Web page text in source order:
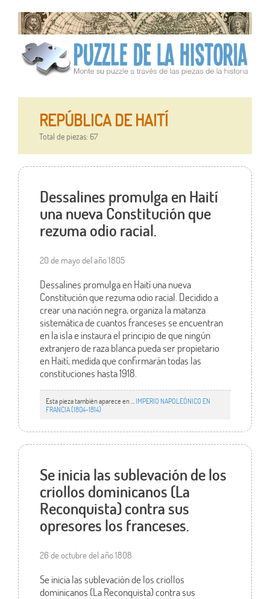
REPÚBLICA DE HAITÍ
Total de piezas: 67
Dessalines promulga en Haití
una nueva Constitución que
rezuma odio racial.
20 de mayo del año 1805
Dessalines promulga en Haití una nueva
Constitución que rezuma odio racial. Decidido a
crear una nación negra, organiza la matanza
sistemática de cuantos franceses se encuentran
en la isla e instaura el principio de que ningún
extranjero de raza blanca pueda ser propietario
en Haití, medida que confirmarán todas las
constituciones hasta 1918.
Esta pieza también aparece en ... IMPERIO NAPOLEÓNICO EN
FRANCIA (1804-1814)
Se inicia las sublevación de los
criollos dominicanos (La
Reconquista) contra sus
opresores los franceses.
26 de octubre del año 1808
Se inicia las sublevación de los criollos
dominicanos (La Reconquista) contra sus